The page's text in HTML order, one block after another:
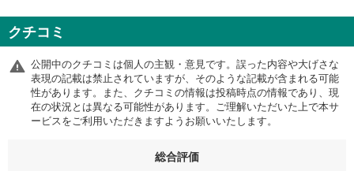
クチコミ
公開中のクチコミは個人の主観・意見です。誤った内容や大げさな
表現の記載は禁止されていますが、そのような記載が含まれる可能
性があります。また、クチコミの情報は投稿時点の情報であり、現
在の状況とは異なる可能性があります。ご理解いただいた上で本サ
ービスをご利用いただきますようお願いいたします。
総合評価